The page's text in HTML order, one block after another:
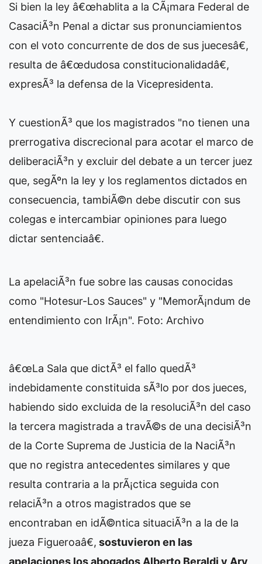
Si bien la ley â€œhablita a la CÃ¡mara Federal de
CasaciÃ³n Penal a dictar sus pronunciamientos
con el voto concurrente de dos de sus juecesâ€,
resulta de â€œdudosa constitucionalidadâ€,
expresÃ³ la defensa de la Vicepresidenta.
Y cuestionÃ³ que los magistrados "no tienen una
prerrogativa discrecional para acotar el marco de
deliberaciÃ³n y excluir del debate a un tercer juez
que, segÃºn la ley y los reglamentos dictados en
consecuencia, tambiÃ©n debe discutir con sus
colegas e intercambiar opiniones para luego
dictar sentenciaâ€.
La apelaciÃ³n fue sobre las causas conocidas
como "Hotesur-Los Sauces" y "MemorÃ¡ndum de
entendimiento con IrÃ¡n". Foto: Archivo
â€œLa Sala que dictÃ³ el fallo quedÃ³
indebidamente constituida sÃ³lo por dos jueces,
habiendo sido excluida de la resoluciÃ³n del caso
la tercera magistrada a travÃ©s de una decisiÃ³n
de la Corte Suprema de Justicia de la NaciÃ³n
que no registra antecedentes similares y que
resulta contraria a la prÃ¡ctica seguida con
relaciÃ³n a otros magistrados que se
encontraban en idÃ©ntica situaciÃ³n a la de la
jueza Figueroaâ€, sostuvieron en las
apelaciones los abogados Alberto Beraldi y Ary